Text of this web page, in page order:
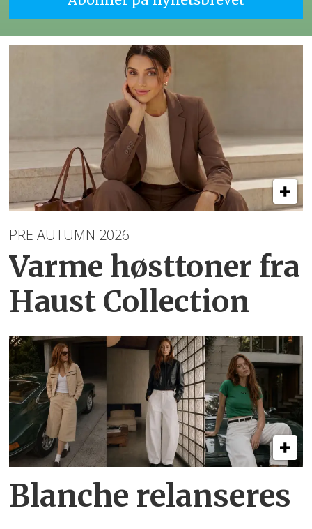
PRE AUTUMN 2026
Varme høsttoner fra
Haust Collection
Blanche relanseres